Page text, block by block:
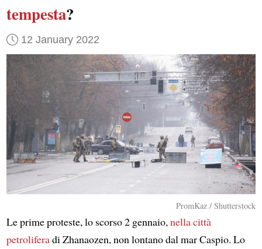
tempesta?
12 January 2022
PromKaz / Shutterstock
Le prime proteste, lo scorso 2 gennaio,nella città
petroliferadi Zhanaozen, non lontano dal mar Caspio. Lo